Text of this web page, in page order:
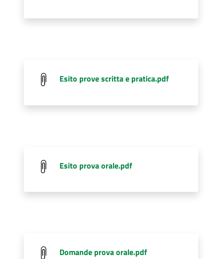
Esito prove scritta e pratica.pdf
Esito prova orale.pdf
Domande prova orale.pdf